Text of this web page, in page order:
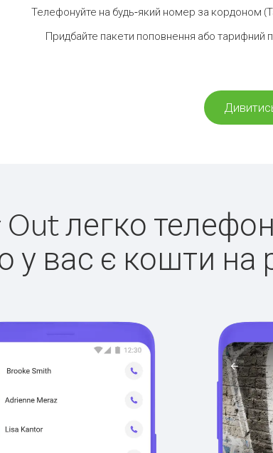
Телефонуйте на будь-який номер за кордоном
Придбайте пакети поповнення або
Out легко
у вас є кошти на